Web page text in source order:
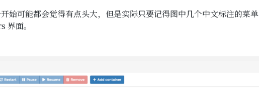
始可能都会觉得有点头大，但是实际只要记得图中几个中文标注的菜单
面。